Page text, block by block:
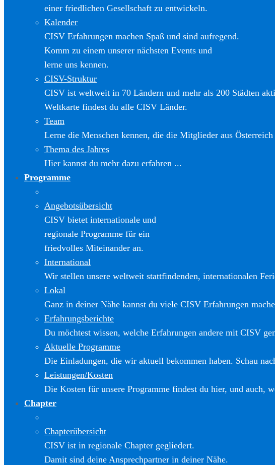
einer friedlichen Gesellschaft zu entwickeln.
Kalender
CISV Erfahrungen machen Spaß und sind aufregend.
Komm zu einem unserer nächsten Events und
lerne uns kennen.
CISV-Struktur
CISV ist weltweit in 70 Ländern und mehr als 200 Städten
Weltkarte findest du alle CISV Länder.
Team
Lerne die Menschen kennen, die die Mitglieder aus
Thema des Jahres
Hier kannst du mehr dazu erfahren ...
Programme
Angebotsübersicht
CISV bietet internationale und
regionale Programme für ein
friedvolles Miteinander an.
International
Wir stellen unsere weltweit stattfindenden, internationalen
Lokal
Ganz in deiner Nähe kannst du viele CISV Erfahrungen
Erfahrungsberichte
Du möchtest wissen, welche Erfahrungen andere mit CISV
Aktuelle Programme
Die Einladungen, die wir aktuell bekommen haben. Schau
Leistungen/Kosten
Die Kosten für unsere Programme findest du hier, und auch,
Chapter
Chapterübersicht
CISV ist in regionale Chapter gegliedert.
Damit sind deine Ansprechpartner in deiner Nähe.